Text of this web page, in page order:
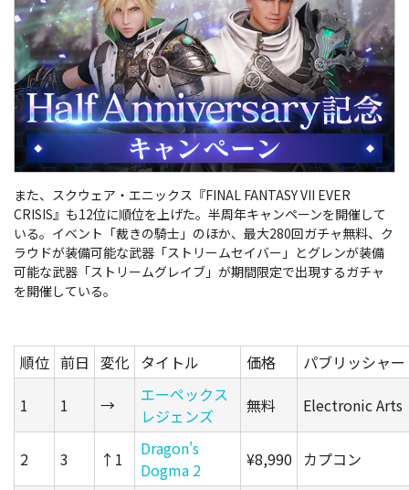
また、スクウェア・エニックス『FINAL FANTASY VII EVER
CRISIS』も12位に順位を上げた。半周年キャンペーンを開催して
いる。イベント「裁きの騎士」のほか、最大280回ガチャ無料、ク
ラウドが装備可能な武器「ストリームセイバー」とグレンが装備
可能な武器「ストリームグレイブ」が期間限定で出現するガチャ
を開催している。
順位 前日 変化 タイトル 価格
パブリッシャー
1
1 →
エーペックス
レジェンズ
無料 Electronic Arts
2 3 ↑1
Dragon's
Dogma 2
¥8,990 カプコン